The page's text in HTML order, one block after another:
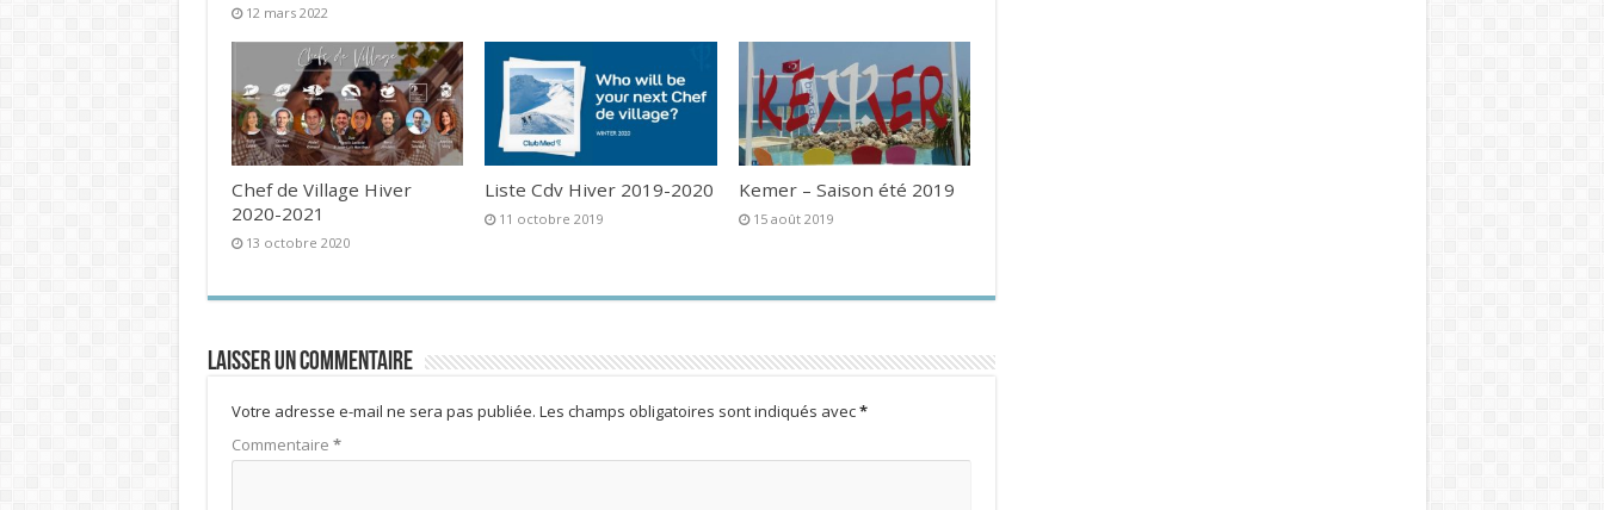
12 mars 2022
Chef de Village Hiver
2020-2021
13 octobre 2020
Liste Cdv Hiver 2019-2020
11 octobre 2019
Kemer – Saison été 2019
15 août 2019
Laisser un commentaire
Votre adresse e-mail ne sera pas publiée. Les champs obligatoires sont indiqués avec*
Commentaire *